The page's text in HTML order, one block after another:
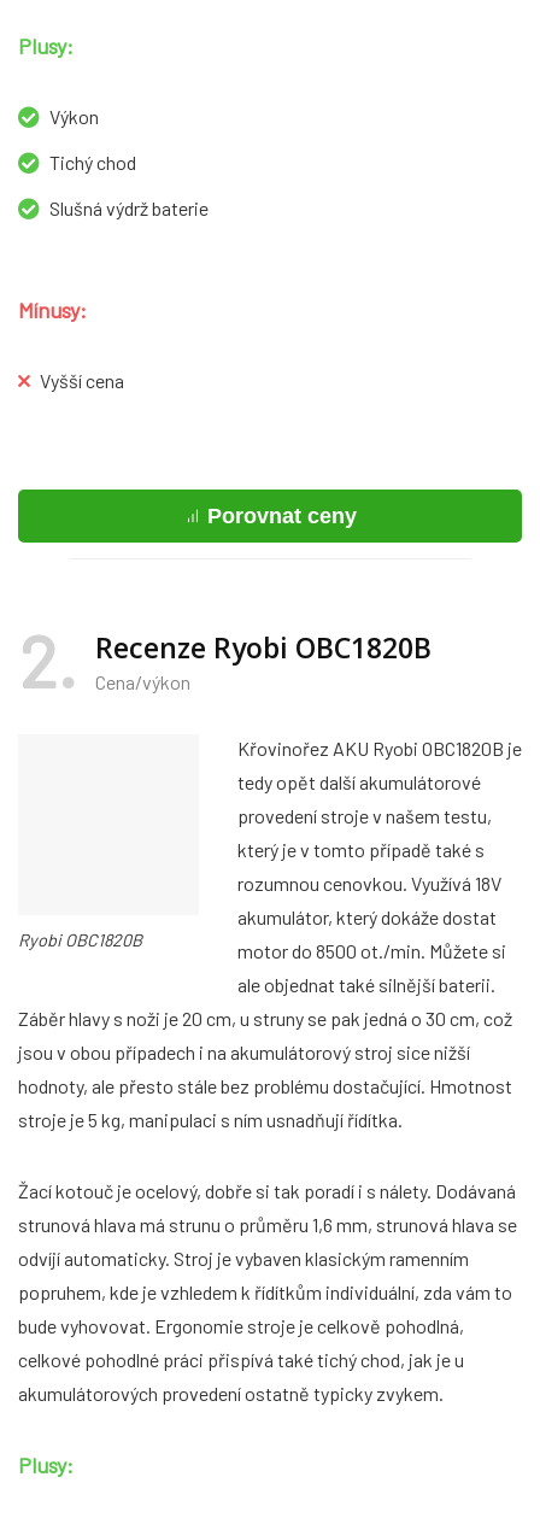
Plusy:
Výkon
Tichý chod
Slušná výdrž baterie
Mínusy:
Vyšší cena
Porovnat ceny
2 Recenze Ryobi OBC1820B
Cena/výkon
Ryobi OBC1820B
Křovinořez AKU Ryobi OBC1820B je
tedy opět další akumulátorové
provedení stroje v našem testu,
který je v tomto případě také s
rozumnou cenovkou. Využívá 18V
akumulátor, který dokáže dostat
motor do 8500 ot./min. Můžete si
ale objednat také silnější baterii.
Záběr hlavy s noži je 20 cm, u struny se pak jedná o 30 cm, což
jsou v obou případech i na akumulátorový stroj sice nižší
hodnoty, ale přesto stále bez problému dostačující. Hmotnost
stroje je 5 kg, manipulaci s ním usnadňují řídítka.
Žací kotouč je ocelový, dobře si tak poradí i s nálety. Dodávaná
strunová hlava má strunu o průměru 1,6 mm, strunová hlava se
odvíjí automaticky. Stroj je vybaven klasickým ramenním
popruhem, kde je vzhledem k řídítkům individuální, zda vám to
bude vyhovovat. Ergonomie stroje je celkově pohodlná,
celkové pohodlné práci přispívá také tichý chod, jak je u
akumulátorových provedení ostatně typicky zvykem.
Plusy: